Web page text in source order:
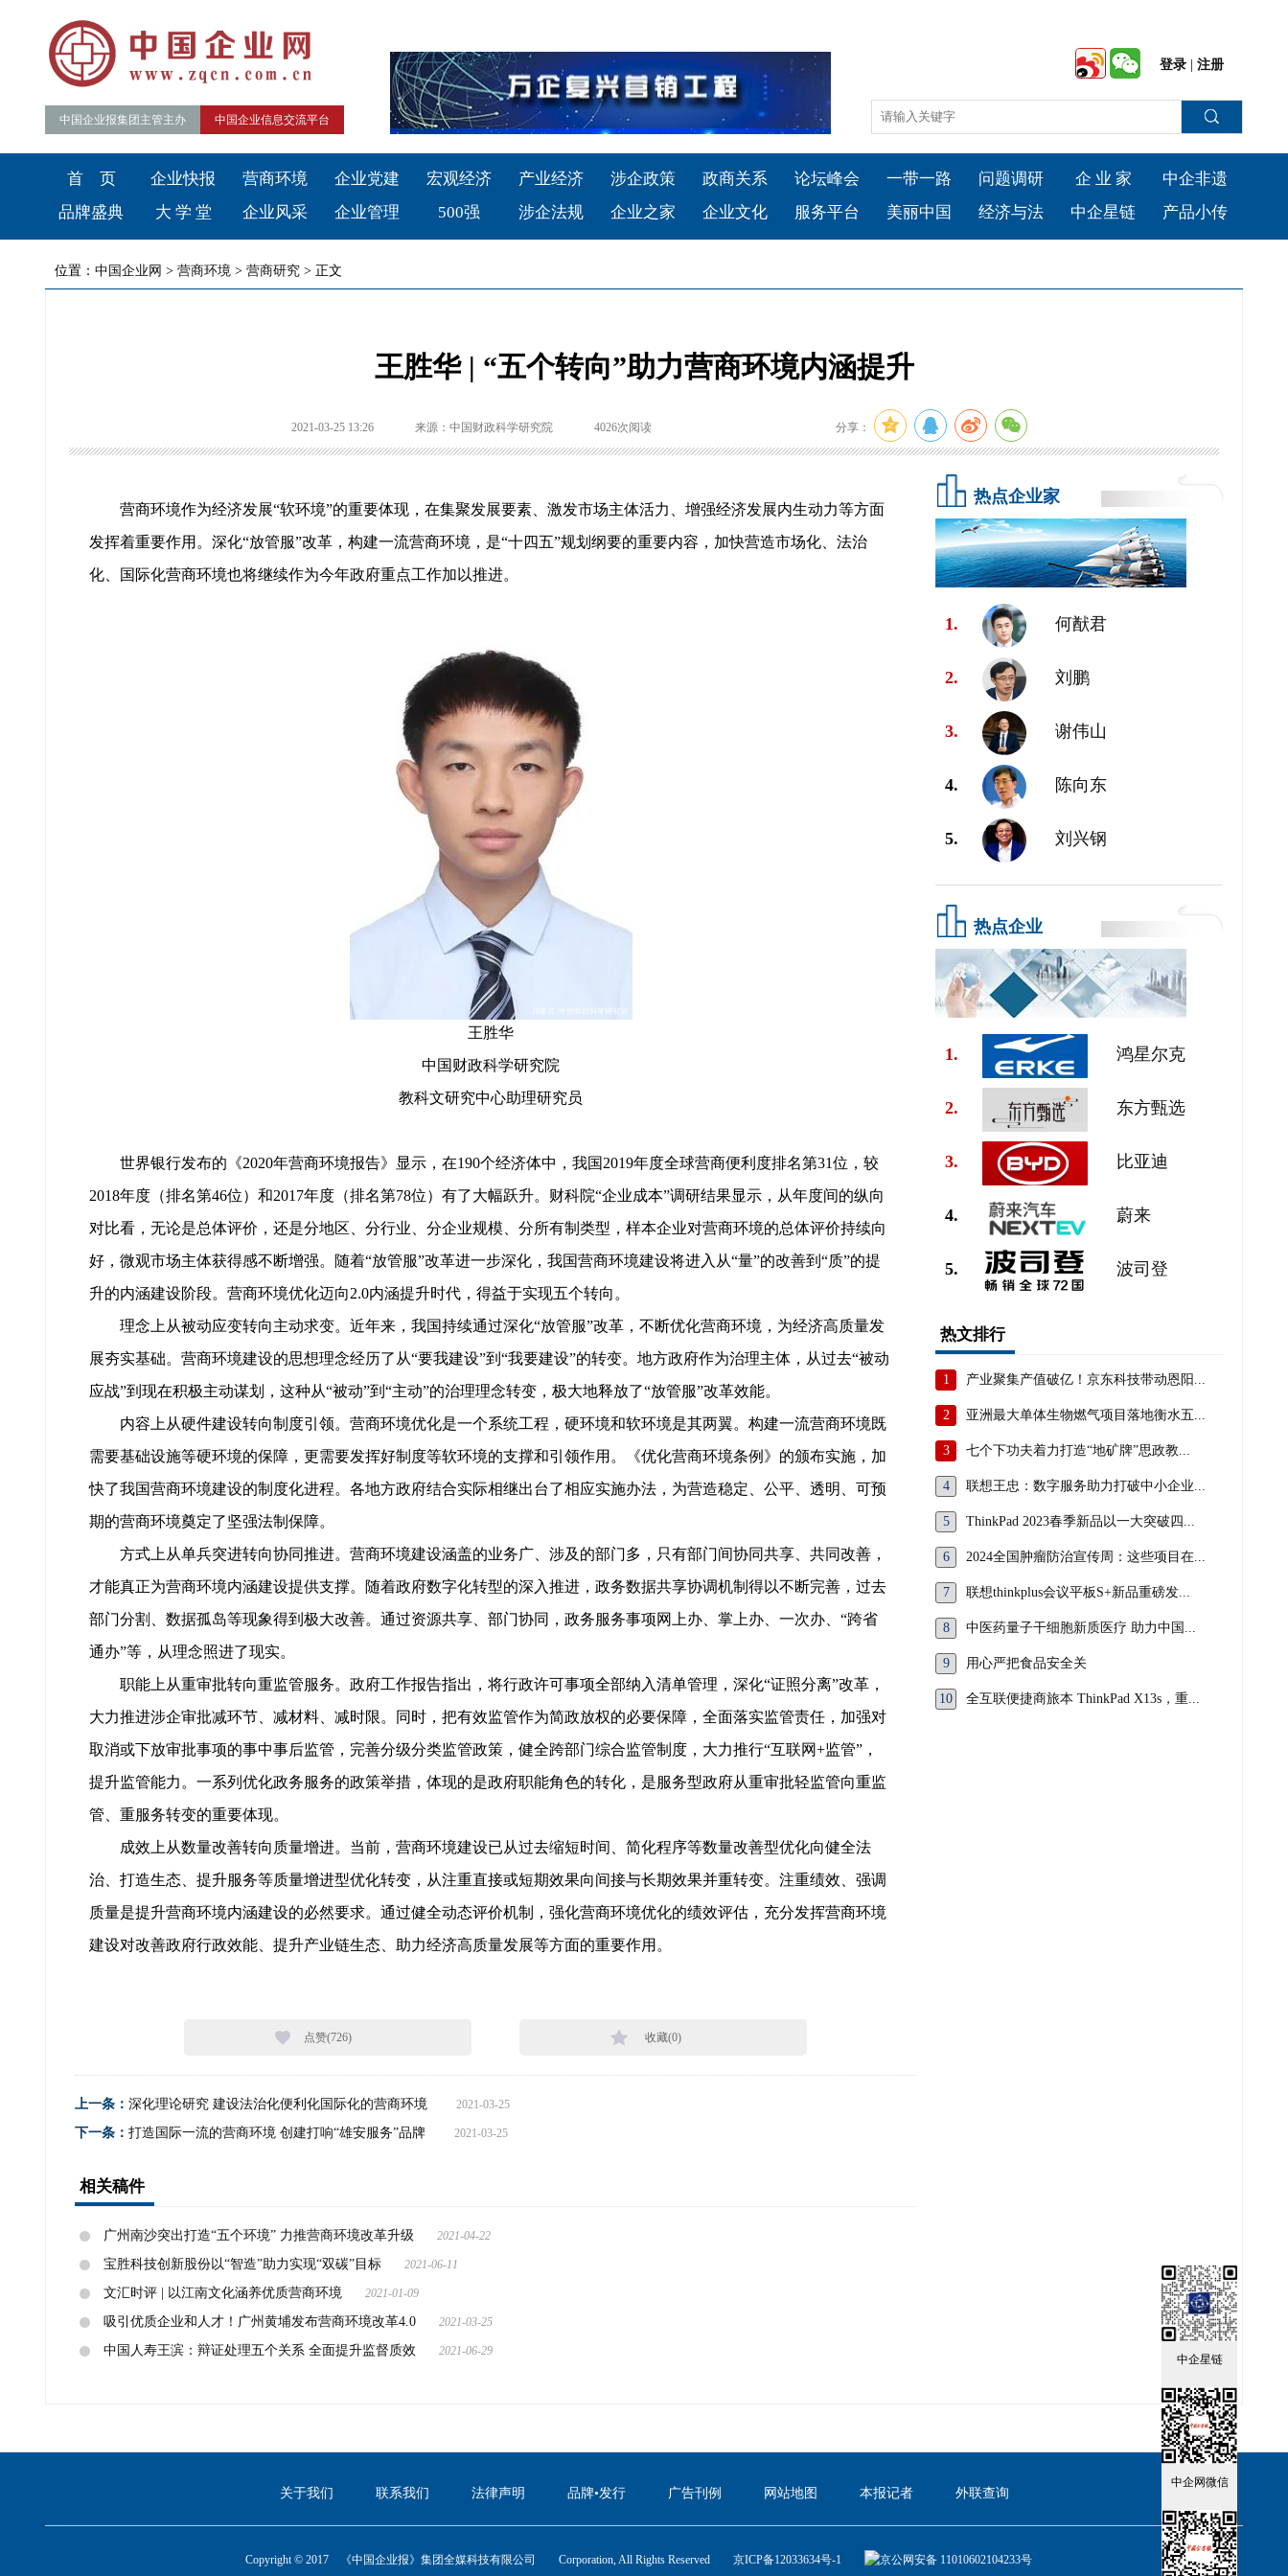
中国企业报集团主管主办 中国企业信息交流平台
登录 注册
首 页 企业快报 营商环境 企业党建 宏观经济 产业经济 涉企政策 政商关系 论坛峰会 一带一路 问题调研 企 业 家
中企非遗
品牌盛典
大 学 堂 企业风采 企业管理 500强 涉企法规 企业之家 企业文化 服务平台 美丽中国 经济与法 中企星链 产品小传
位置： 中国企业网 > 营商环境 > 营商研究 > 正文
王胜华 | “五个转向”助力营商环境内涵提升
2021-03-25 13:26 来源：中国财政科学研究院 4026次阅读 分享：
营商环境作为经济发展“软环境”的重要体现，在集聚发展要素、激发市场主体活力、增强经济发展内生动力等方面
发挥着重要作用。深化“放管服”改革，构建一流营商环境，是“十四五”规划纲要的重要内容，加快营造市场化、法治
化、国际化营商环境也将继续作为今年政府重点工作加以推进。
王胜华
中国财政科学研究院
教科文研究中心助理研究员
世界银行发布的《2020年营商环境报告》显示，在190个经济体中，我国2019年度全球营商便利度排名第31位，较
2018年度（排名第46位）和2017年度（排名第78位）有了大幅跃升。财科院“企业成本”调研结果显示，从年度间的纵向
对比看，无论是总体评价，还是分地区、分行业、分企业规模、分所有制类型，样本企业对营商环境的总体评价持续向
好，微观市场主体获得感不断增强。随着“放管服”改革进一步深化，我国营商环境建设将进入从“量”的改善到“质”的提
升的内涵建设阶段。营商环境优化迈向2.0内涵提升时代，得益于实现五个转向。
理念上从被动应变转向主动求变。近年来，我国持续通过深化“放管服”改革，不断优化营商环境，为经济高质量发
展夯实基础。营商环境建设的思想理念经历了从“要我建设”到“我要建设”的转变。地方政府作为治理主体，从过去“被动
应战”到现在积极主动谋划，这种从“被动”到“主动”的治理理念转变，极大地释放了“放管服”改革效能。
内容上从硬件建设转向制度引领。营商环境优化是一个系统工程，硬环境和软环境是其两翼。构建一流营商环境既
需要基础设施等硬环境的保障，更需要发挥好制度等软环境的支撑和引领作用。《优化营商环境条例》的颁布实施，加
快了我国营商环境建设的制度化进程。各地方政府结合实际相继出台了相应实施办法，为营造稳定、公平、透明、可预
期的营商环境奠定了坚强法制保障。
方式上从单兵突进转向协同推进。营商环境建设涵盖的业务广、涉及的部门多，只有部门间协同共享、共同改善，
才能真正为营商环境内涵建设提供支撑。随着政府数字化转型的深入推进，政务数据共享协调机制得以不断完善，过去
部门分割、数据孤岛等现象得到极大改善。通过资源共享、部门协同，政务服务事项网上办、掌上办、一次办、“跨省
通办”等，从理念照进了现实。
职能上从重审批转向重监管服务。政府工作报告指出，将行政许可事项全部纳入清单管理，深化“证照分离”改革，
大力推进涉企审批减环节、减材料、减时限。同时，把有效监管作为简政放权的必要保障，全面落实监管责任，加强对
取消或下放审批事项的事中事后监管，完善分级分类监管政策，健全跨部门综合监管制度，大力推行“互联网+监管”，
提升监管能力。一系列优化政务服务的政策举措，体现的是政府职能角色的转化，是服务型政府从重审批轻监管向重监
管、重服务转变的重要体现。
成效上从数量改善转向质量增进。当前，营商环境建设已从过去缩短时间、简化程序等数量改善型优化向健全法
治、打造生态、提升服务等质量增进型优化转变，从注重直接或短期效果向间接与长期效果并重转变。注重绩效、强调
质量是提升营商环境内涵建设的必然要求。通过健全动态评价机制，强化营商环境优化的绩效评估，充分发挥营商环境
建设对改善政府行政效能、提升产业链生态、助力经济高质量发展等方面的重要作用。
点赞(726) 收藏(0)
上一条： 深化理论研究 建设法治化便利化国际化的营商环境 2021-03-25
下一条： 打造国际一流的营商环境 创建打响“雄安服务”品牌 2021-03-25
相关稿件
广州南沙突出打造“五个环境” 力推营商环境改革升级 2021-04-22
宝胜科技创新股份以“智造”助力实现“双碳”目标 2021-06-11
文汇时评 | 以江南文化涵养优质营商环境 2021-01-09
吸引优质企业和人才！广州黄埔发布营商环境改革4.0 2021-03-25
中国人寿王滨：辩证处理五个关系 全面提升监督质效 2021-06-29
热点企业家
1. 何猷君
2. 刘鹏
3. 谢伟山
4. 陈向东
5. 刘兴钢
热点企业
1. 鸿星尔克
2. 东方甄选
3. 比亚迪
4. 蔚来
5. 波司登
热文排行
1 产业聚集产值破亿！京东科技带动恩阳...
2 亚洲最大单体生物燃气项目落地衡水五...
3 七个下功夫着力打造“地矿牌”思政教...
4 联想王忠：数字服务助力打破中小企业...
5 ThinkPad 2023春季新品以一大突破四...
6 2024全国肿瘤防治宣传周：这些项目在...
7 联想thinkplus会议平板S+新品重磅发...
8 中医药量子干细胞新质医疗 助力中国...
9 用心严把食品安全关
10 全互联便捷商旅本 ThinkPad X13s，重...
中企星链
中企网微信
关于我们 联系我们 法律声明 品牌•发行 广告刊例 网站地图 本报记者 外联查询
Copyright © 2017 《中国企业报》集团全媒科技有限公司 Corporation, All Rights Reserved 京ICP备12033634号-1 京公网安备 11010602104233号